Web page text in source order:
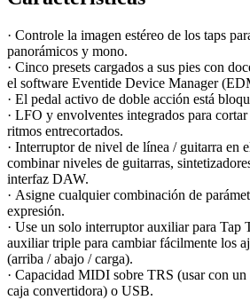
· Controle la imagen estéreo de los taps
panorámicos y mono.
· Cinco presets cargados a sus pies con
el software Eventide Device Manager
· El pedal activo de doble acción está
· LFO y envolventes integrados para
ritmos entrecortados.
· Interruptor de nivel de línea / guitarra en
combinar niveles de guitarras,
interfaz DAW.
· Asigne cualquier combinación de
expresión.
· Use un solo interruptor auxiliar para Tap
auxiliar triple para cambiar fácilmente los
(arriba / abajo / carga).
· Capacidad MIDI sobre TRS (usar con
caja convertidora) o USB.